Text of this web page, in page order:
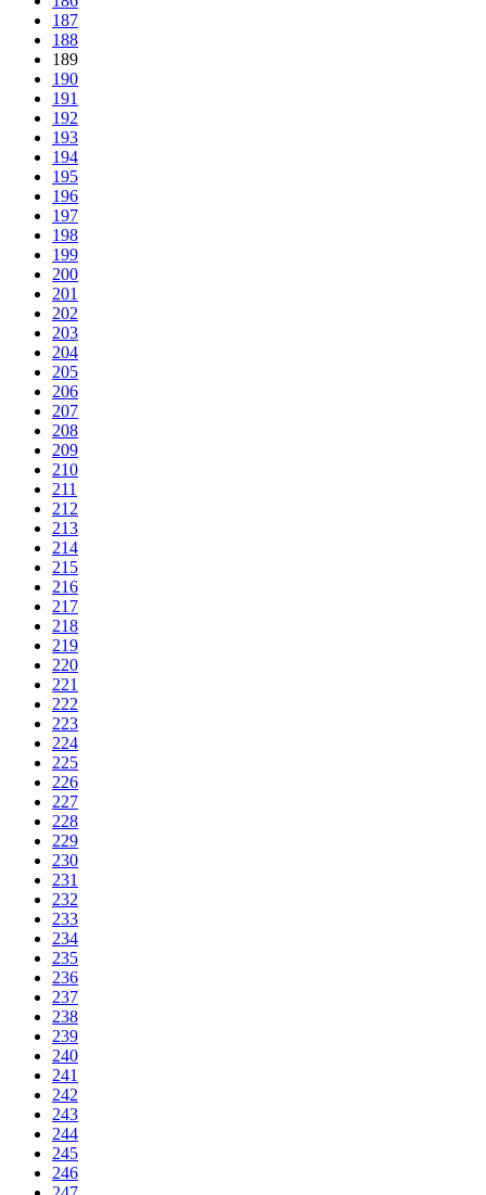
187
188
189
190
191
192
193
194
195
196
197
198
199
200
201
202
203
204
205
206
207
208
209
210
211
212
213
214
215
216
217
218
219
220
221
222
223
224
225
226
227
228
229
230
231
232
233
234
235
236
237
238
239
240
241
242
243
244
245
246